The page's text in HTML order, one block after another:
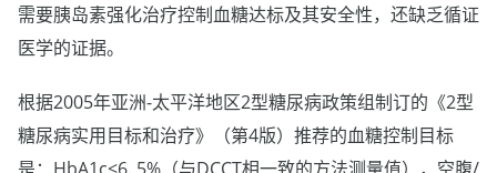
需要胰岛素强化治疗控制血糖达标及其安全性，还缺乏循证
医学的证据。
根据2005年亚洲-太平洋地区2型糖尿病政策组制订的《2型
糖尿病实用目标和治疗》（第4版）推荐的血糖控制目标